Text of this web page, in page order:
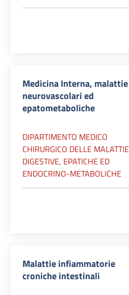
Medicina Interna, malattie
neurovascolari ed
epatometaboliche
DIPARTIMENTO MEDICO
CHIRURGICO DELLE MALATTIE
DIGESTIVE, EPATICHE ED
ENDOCRINO-METABOLICHE
Malattie infiammatorie
croniche intestinali